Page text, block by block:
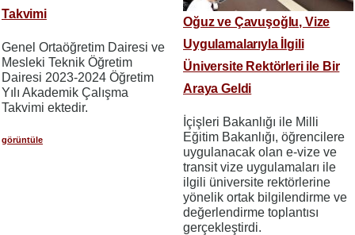
Takvimi
Genel Ortaöğretim Dairesi ve
Mesleki Teknik Öğretim
Dairesi 2023-2024 Öğretim
Yılı Akademik Çalışma
Takvimi ektedir.
görüntüle
Oğuz ve Çavuşoğlu, Vize
Uygulamalarıyla İlgili
Üniversite Rektörleri ile Bir
Araya Geldi
İçişleri Bakanlığı ile Milli
Eğitim Bakanlığı, öğrencilere
uygulanacak olan e-vize ve
transit vize uygulamaları ile
ilgili üniversite rektörlerine
yönelik ortak bilgilendirme ve
değerlendirme toplantısı
gerçekleştirdi.